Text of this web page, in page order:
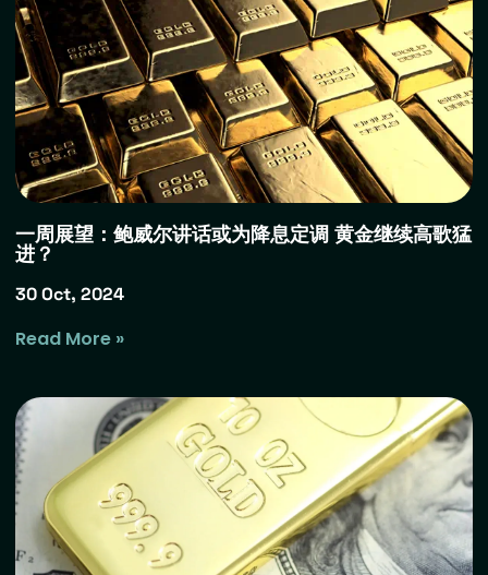
一周展望：鲍威尔讲话或为降息定调 黄金继续高歌猛
进？
30 Oct, 2024
Read More »